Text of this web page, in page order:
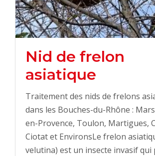
Nid de frelon
asiatique
Traitement des nids de frelons
dans les Bouches-du-Rhône :
en-Provence, Toulon, Martigues,
Ciotat et EnvironsLe frelon
velutina) est un insecte invasif qui